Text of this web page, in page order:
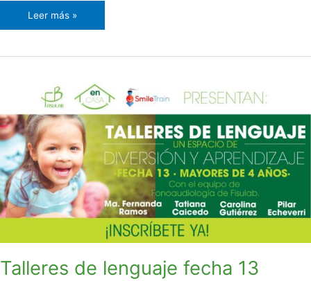
Leer más »
Talleres de lenguaje fecha 13
Talleres
lenguaje
fecha
13